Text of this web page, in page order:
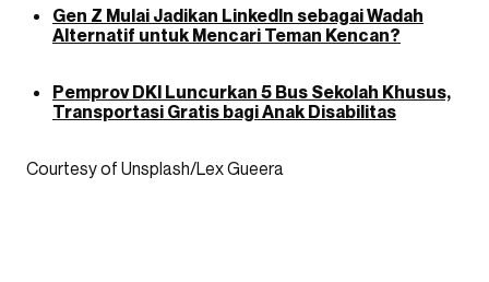
Gen Z Mulai Jadikan LinkedIn sebagai Wadah
Alternatif untuk Mencari Teman Kencan?
Pemprov DKI Luncurkan 5 Bus Sekolah Khusus,
Transportasi Gratis bagi Anak Disabilitas
Courtesy of Unsplash/Lex Gueera